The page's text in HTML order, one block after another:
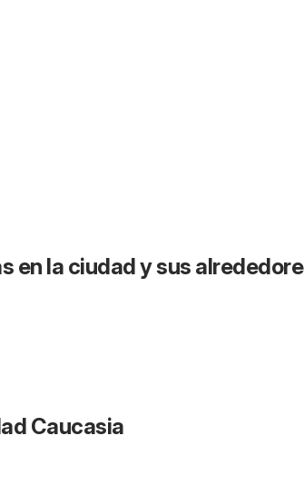
en la ciudad y sus
Caucasia